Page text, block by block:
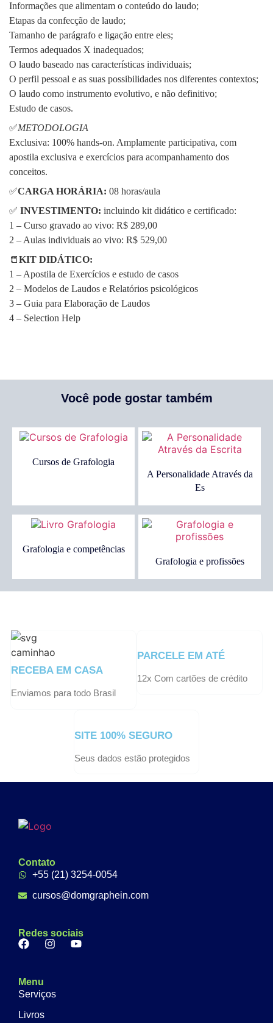
Informações que alimentam o conteúdo do laudo;
Etapas da confecção de laudo;
Tamanho de parágrafo e ligação entre eles;
Termos adequados X inadequados;
O laudo baseado nas características individuais;
O perfil pessoal e as suas possibilidades nos diferentes contextos;
O laudo como instrumento evolutivo, e não definitivo;
Estudo de casos.
✅METODOLOGIA
Exclusiva: 100% hands-on. Amplamente participativa, com
apostila exclusiva e exercícios para acompanhamento dos
conceitos.
✅CARGA HORÁRIA: 08 horas/aula
✅ INVESTIMENTO: incluindo kit didático e certificado:
1 – Curso gravado ao vivo: R$ 289,00
2 – Aulas individuais ao vivo: R$ 529,00
📒KIT DIDÁTICO:
1 – Apostila de Exercícios e estudo de casos
2 – Modelos de Laudos e Relatórios psicológicos
3 – Guia para Elaboração de Laudos
4 – Selection Help
Você pode gostar também
Cursos de Grafologia
A Personalidade Através da
Es
Grafologia e competências
Grafologia e profissões
RECEBA EM CASA
Enviamos para todo Brasil
PARCELE EM ATÉ
12x Com cartões de crédito
SITE 100% SEGURO
Seus dados estão protegidos
Contato
+55 (21) 3254-0054
cursos@domgraphein.com
Redes sociais
Menu
Serviços
Livros